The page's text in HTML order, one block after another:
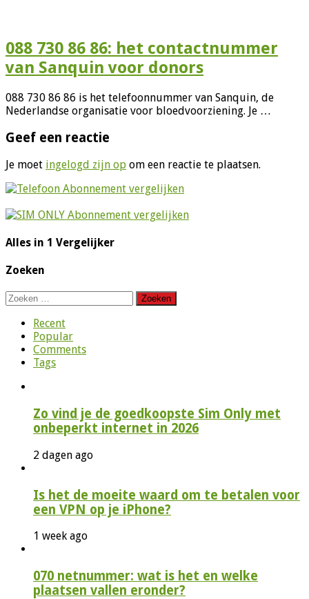
088 730 86 86: het contactnummer
van Sanquin voor donors
088 730 86 86 is het telefoonnummer van Sanquin, de
Nederlandse organisatie voor bloedvoorziening. Je …
Geef een reactie
Je moet ingelogd zijn op om een reactie te plaatsen.
Alles in 1 Vergelijker
Zoeken
Zoeken
Recent
Popular
Comments
Tags
Zo vind je de goedkoopste Sim Only met
onbeperkt internet in 2026
2 dagen ago
Is het de moeite waard om te betalen voor
een VPN op je iPhone?
1 week ago
070 netnummer: wat is het en welke
plaatsen vallen eronder?